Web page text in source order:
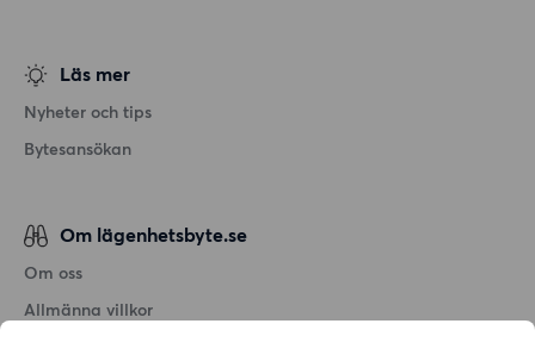
Läs mer
Nyheter och tips
Bytesansökan
Om lägenhetsbyte.se
Om oss
Allmänna villkor